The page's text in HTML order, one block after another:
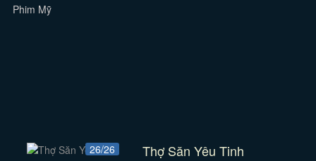
Phim Mỹ
26/26 Thợ Săn Yêu Tinh